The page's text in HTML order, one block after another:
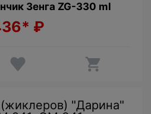
Зенга ZG-330 ml
₽